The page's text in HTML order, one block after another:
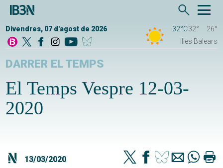
Divendres, 07 d'agost de 2026 32°C32°
26°
Illes Balears
DARRER EL TEMPS
El Temps Vespre 12-03-
2020
13/03/2020